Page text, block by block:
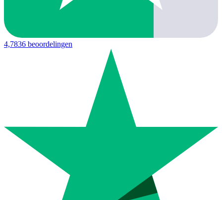
4,7836 beoordelingen